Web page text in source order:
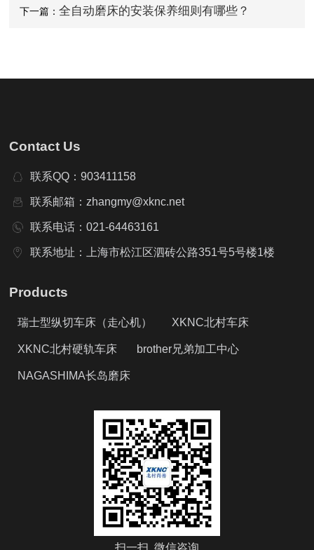
下一篇： 全自动磨床的安装保养细则有哪些？
Contact Us
联系QQ：903411158
联系邮箱：zhangmy@xknc.net
联系电话：021-64463161
联系地址：上海市松江区泗砖公路351号5号楼1楼
Products
瑞士型纵切车床（走心机） XKNC北村车床
XKNC北村硬轨车床 brother兄弟加工中心
NAGASHIMA长岛磨床